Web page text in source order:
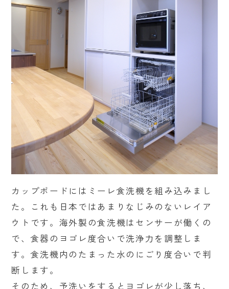
カップボードにはミーレ食洗機を組み込みまし
た。これも日本ではあまりなじみのないレイア
ウトです。海外製の食洗機はセンサーが働くの
で、食器のヨゴレ度合いで洗浄力を調整しま
す。食洗機内のたまった水のにごり度合いで判
断します。
そのため、予洗いをするとヨゴレが少し落ち、